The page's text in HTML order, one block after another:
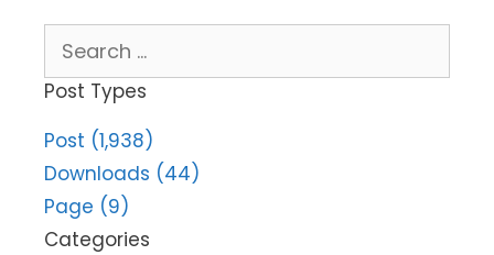
for:
Post Types
Post (1,938)
Downloads (44)
Page (9)
Categories